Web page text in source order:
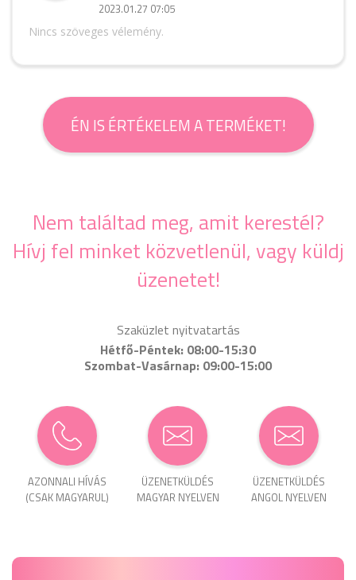
2023.01.27 07:05
Nincs szöveges vélemény.
ÉN IS ÉRTÉKELEM A TERMÉKET!
Nem találtad meg, amit kerestél?
Hívj fel minket közvetlenül, vagy küldj
üzenetet!
Szaküzlet nyitvatartás
Hétfő-Péntek: 08:00-15:30
Szombat-Vasárnap: 09:00-15:00
AZONNALI HÍVÁS
(CSAK MAGYARUL)
ÜZENET­KÜLDÉS
MAGYAR NYELVEN
ÜZENET­KÜLDÉS
ANGOL NYELVEN